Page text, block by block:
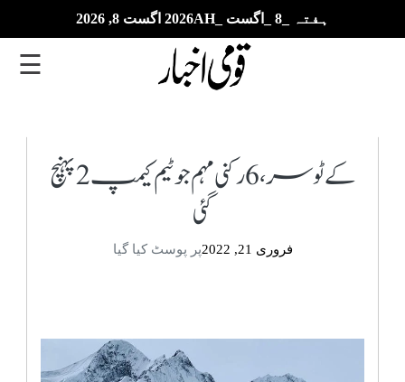
ہفتہ _8 _اگست _2026AH اگست 8, 2026
ترین
الاقوامی
☰
کے ٹو سر، 6 رکنی مہم جو ٹیم کیمپ 2 پہنچ
گئی
فروری 21, 2022 پر پوسٹ کیا گیا